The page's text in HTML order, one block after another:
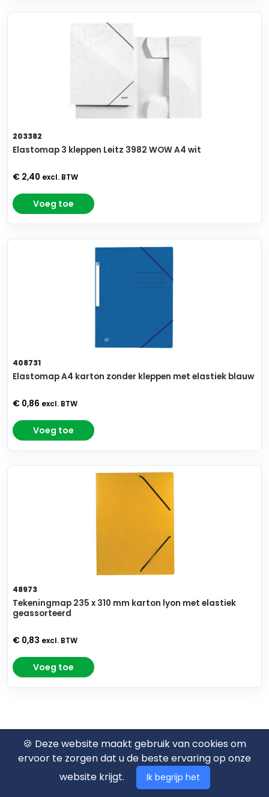
203382
Elastomap 3 kleppen Leitz 3982 WOW A4 wit
€ 2,40 excl. BTW
Voeg toe
408731
Elastomap A4 karton zonder kleppen met elastiek blauw
€ 0,86 excl. BTW
Voeg toe
48973
Tekeningmap 235 x 310 mm karton lyon met elastiek
geassorteerd
€ 0,83 excl. BTW
Voeg toe
🍪 Deze website maakt gebruik van cookies om
ervoor te zorgen dat u de beste ervaring op onze
website krijgt.
Ik begrijp het